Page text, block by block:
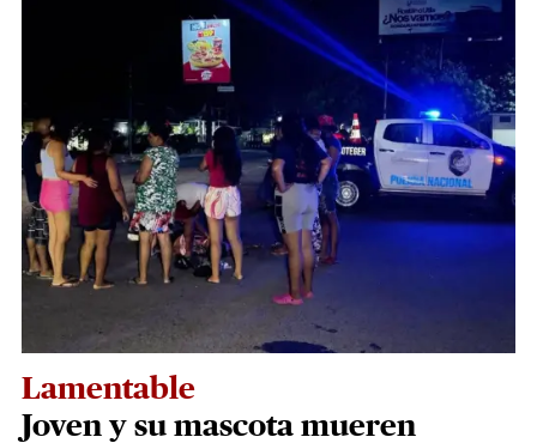
Lamentable
Joven y su mascota mueren